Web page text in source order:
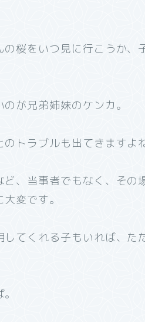
桜をいつ見に行こうか、
が兄弟姉妹のケンカ。
トラブルも出てきますよね
ど、当事者でもなく、その
変です。
てくれる子もいれば、た